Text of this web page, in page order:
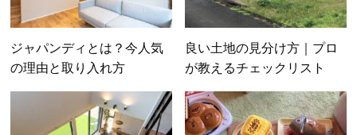
ジャパンディとは？今人気
の理由と取り入れ方
良い土地の見分け方｜プロ
が教えるチェックリスト